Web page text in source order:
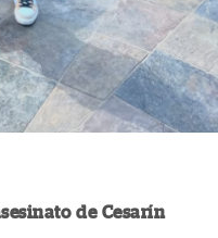
de Cesarín